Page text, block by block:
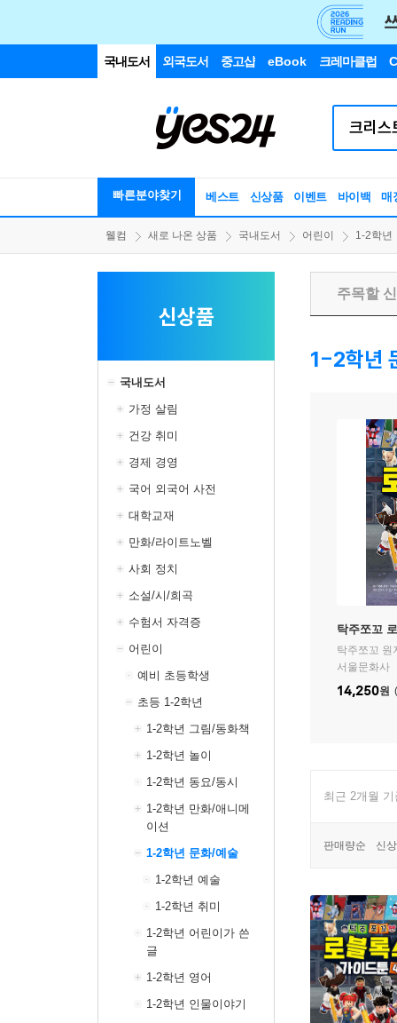
국내도서 외국도서 중고샵 eBook 크레마클럽
빠른분야찾기 베스트 신상품 이벤트 바이백 매
웰컴 새로 나온 상품 국내도서 어린이 1-2학년
신상품
국내도서
가정 살림
건강 취미
경제 경영
국어 외국어 사전
대학교재
만화/라이트노벨
사회 정치
소설/시/희곡
수험서 자격증
어린이
예비 초등학생
초등 1-2학년
1-2학년 그림/동화책
1-2학년 놀이
1-2학년 동요/동시
1-2학년 만화/애니메
이션
1-2학년 문화/예술
1-2학년 예술
1-2학년 취미
1-2학년 어린이가 쓴
글
1-2학년 영어
1-2학년 인물이야기
주목할
1-2학년
탁주쪼꼬
탁주쪼꼬 원
서울문화사
14,250원
최근 2개월
판매량순 신